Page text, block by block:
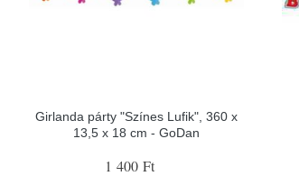
Girlanda párty "Színes Lufik", 360 x
13,5 x 18 cm - GoDan
1 400 Ft